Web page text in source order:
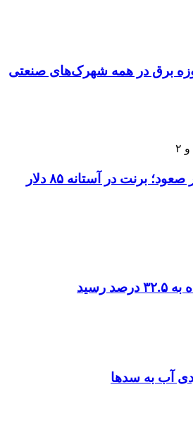
برق در همه شهرک‌های صنعتی
بازگشت نفت به مسیر صعود؛ برنت در آستانه ۸۵ دلار
رسید